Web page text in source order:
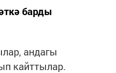
барды
андагы
кайттылар.